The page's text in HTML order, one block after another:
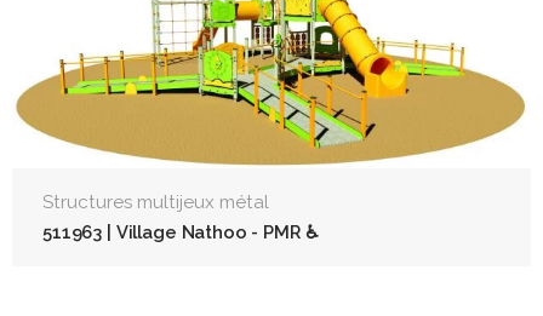
Structures multijeux métal
511963 | Village Nathoo - PMR ♿